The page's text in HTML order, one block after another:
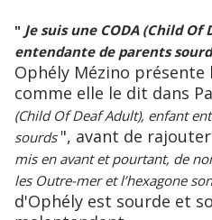
" Je suis une CODA (Child
entendante de parents
Ophély Mézino
comme elle le dit dans
(Child Of Deaf Adult), enfant
sourds ", avant de
mis en avant et pourtant, de
les Outre-mer et l’hexagone
d'Ophély est sourde et